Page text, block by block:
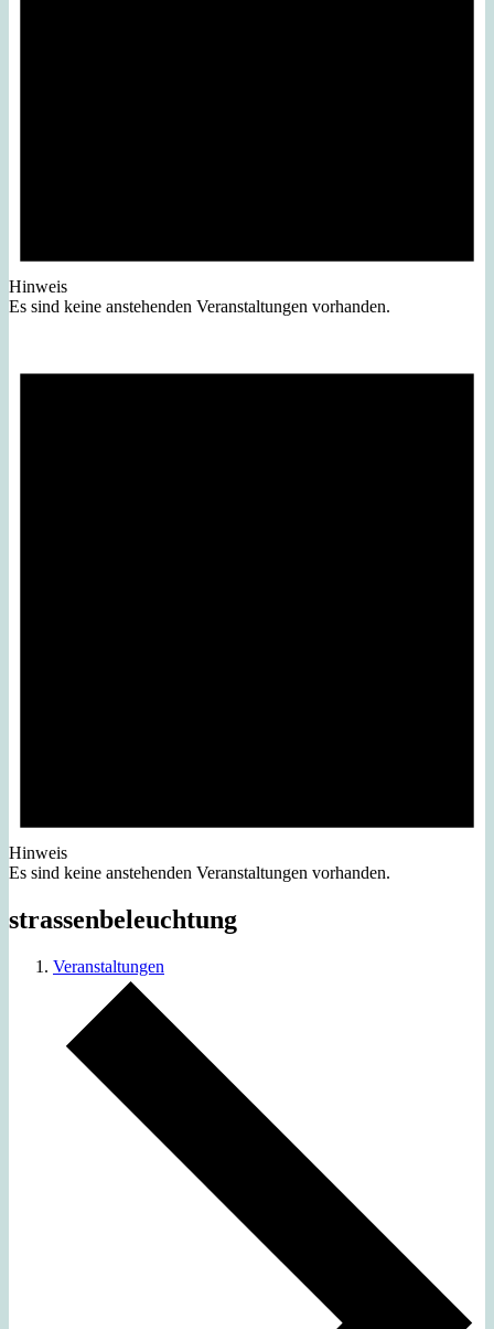
Hinweis
Es sind keine anstehenden Veranstaltungen vorhanden.
Hinweis
Es sind keine anstehenden Veranstaltungen vorhanden.
strassenbeleuchtung
Veranstaltungen